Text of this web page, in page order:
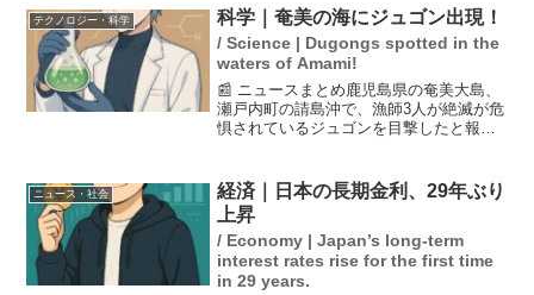
を継続する意向を示した。一方、高市総
裁は国民の玉木氏と会...
テクノロジー・科学 科学｜奄美の海にジュゴン出現！
/ Science | Dugongs spotted in the
waters of Amami!
📰 ニュースまとめ鹿児島県の奄美大島、
瀬戸内町の請島沖で、漁師3人が絶滅が危
惧されているジュゴンを目撃したと報告
ュゴンの存在が確認されれば、生態系の
保護や観光資源として...
ニュース・社会
経済｜日本の長期金利、29年ぶり
上昇
/ Economy | Japan’s long-term
interest rates rise for the first time
in 29 years.